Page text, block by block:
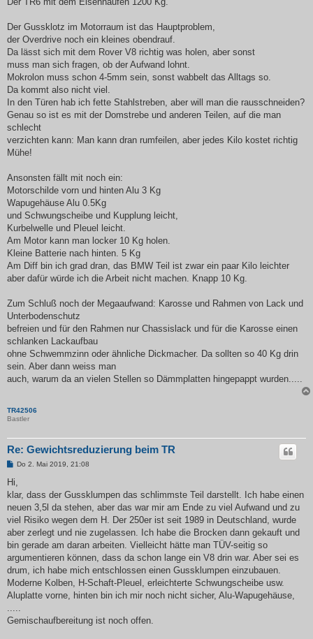
Der Gussklotz im Motorraum ist das Hauptproblem,
der Overdrive noch ein kleines obendrauf.
Da lässt sich mit dem Rover V8 richtig was holen, aber sonst
muss man sich fragen, ob der Aufwand lohnt.
Mokrolon muss schon 4-5mm sein, sonst wabbelt das Alltags so.
Da kommt also nicht viel.
In den Türen hab ich fette Stahlstreben, aber will man die rausschneiden?
Genau so ist es mit der Domstrebe und anderen Teilen, auf die man
schlecht
verzichten kann: Man kann dran rumfeilen, aber jedes Kilo kostet richtig
Mühe!
Ansonsten fällt mit noch ein:
Motorschilde vorn und hinten Alu 3 Kg
Wapugehäuse Alu 0.5Kg
und Schwungscheibe und Kupplung leicht,
Kurbelwelle und Pleuel leicht.
Am Motor kann man locker 10 Kg holen.
Kleine Batterie nach hinten. 5 Kg
Am Diff bin ich grad dran, das BMW Teil ist zwar ein paar Kilo leichter
aber dafür würde ich die Arbeit nicht machen. Knapp 10 Kg.
Zum Schluß noch der Megaaufwand: Karosse und Rahmen von Lack und
Unterbodenschutz
befreien und für den Rahmen nur Chassislack und für die Karosse einen
schlanken Lackaufbau
ohne Schwemmzinn oder ähnliche Dickmacher. Da sollten so 40 Kg drin
sein. Aber dann weiss man
auch, warum da an vielen Stellen so Dämmplatten hingepappt wurden.....
TR42506
Bastler
Re: Gewichtsreduzierung beim TR
B
i
r
a
Do 2. Mai 2019, 21:08
Hi,
klar, dass der Gussklumpen das schlimmste Teil darstellt. Ich habe einen
neuen 3,5l da stehen, aber das war mir am Ende zu viel Aufwand und zu
viel Risiko wegen dem H. Der 250er ist seit 1989 in Deutschland, wurde
aber zerlegt und nie zugelassen. Ich habe die Brocken dann gekauft und
bin gerade am daran arbeiten. Vielleicht hätte man TÜV-seitig so
argumentieren können, dass da schon lange ein V8 drin war. Aber sei es
drum, ich habe mich entschlossen einen Gussklumpen einzubauen.
Moderne Kolben, H-Schaft-Pleuel, erleichterte Schwungscheibe usw.
Aluplatte vorne, hinten bin ich mir noch nicht sicher, Alu-Wapugehäuse,
.....
Gemischaufbereitung ist noch offen.